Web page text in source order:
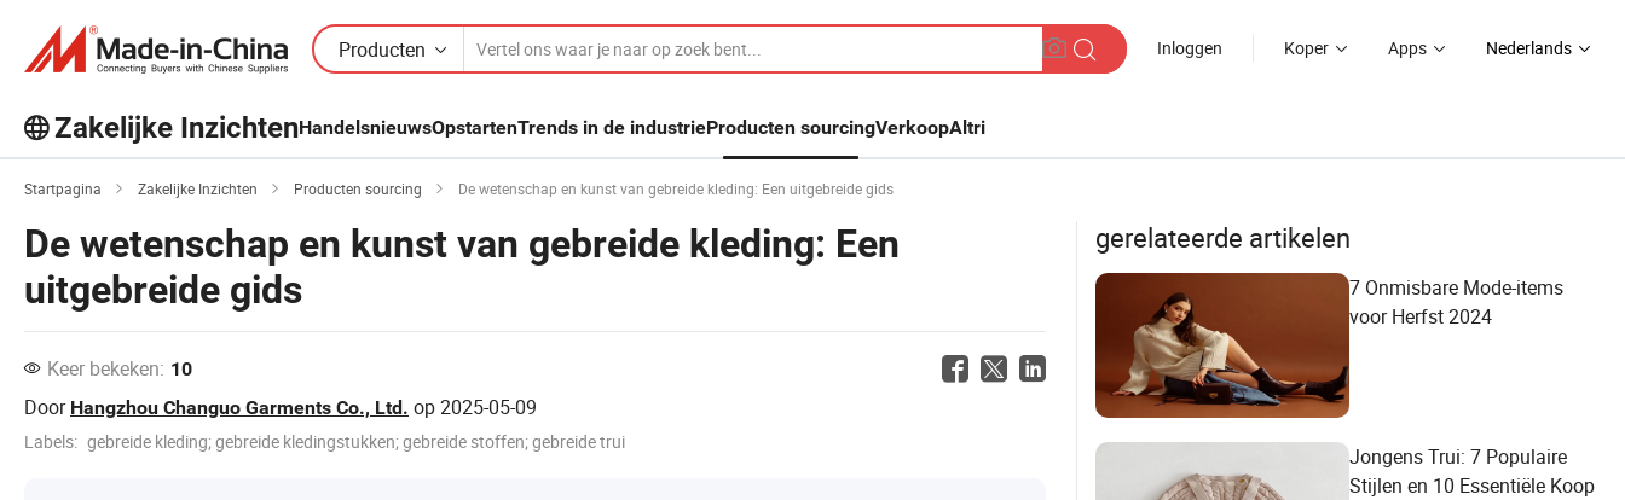
Producten Inloggen Koper Apps Nederlands
Zakelijke InzichtenHandelsnieuwsOpstartenTrends in de industrieProducten sourcingVerkoopAltri
Ontdek meer populaire artikelen op
Meer bekijken
Startpagina Zakelijke Inzichten Producten sourcing De wetenschap en kunst van gebreide kleding: Een uitgebreide gids
De wetenschap en kunst van gebreide kleding: Een
uitgebreide gids
Keer bekeken: 10
Door Hangzhou Changuo Garments Co., Ltd. op2025-05-09
Labels: gebreide kleding; gebreide kledingstukken; gebreide stoffen; gebreide trui
gerelateerde artikelen
7 Onmisbare Mode-items
voor Herfst 2024
Jongens Trui: 7 Populaire
Stijlen en 10 Essentiële Koop